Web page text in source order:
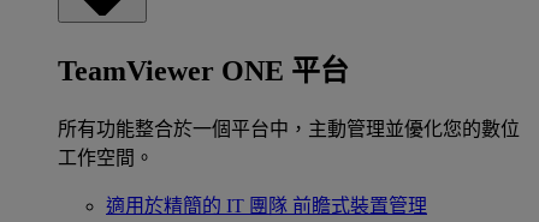
TeamViewer ONE 平台
所有功能整合於一個平台中，主動管理並優化您的數位
工作空間。
適用於精簡的 IT 團隊 前瞻式裝置管理